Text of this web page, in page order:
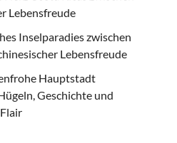
Lebensfreude
Inselparadies zwischen
Lebensfreude
Hauptstadt
Geschichte und